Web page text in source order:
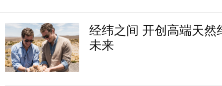
经纬之间 开创高端天然
未来